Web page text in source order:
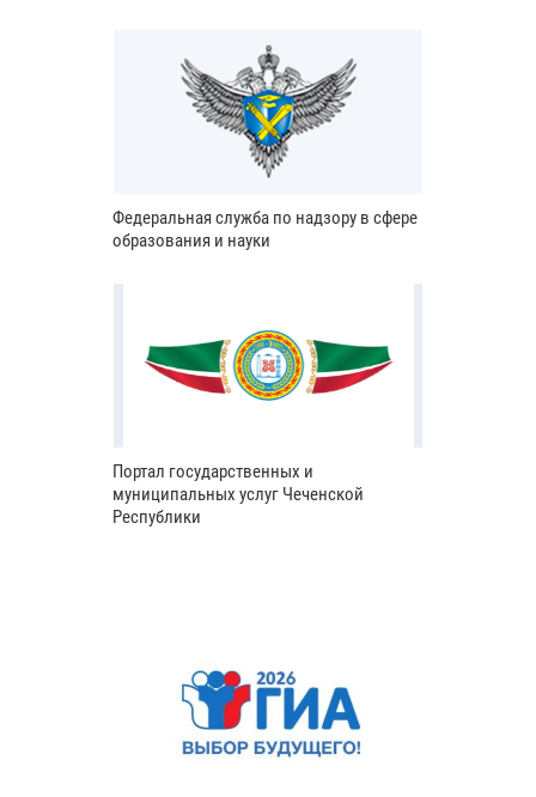
Федеральная служба по надзору в сфере
образования и науки
Портал государственных и
муниципальных услуг Чеченской
Республики